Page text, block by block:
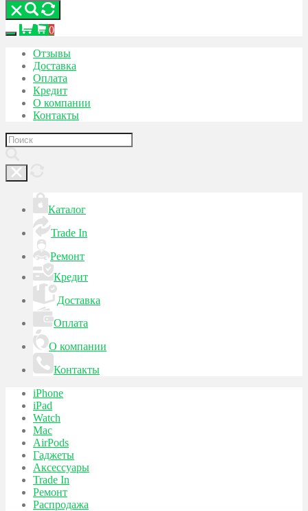
0
Отзывы
Доставка
Оплата
Кредит
О компании
Контакты
Каталог
Trade In
Ремонт
Кредит
Доставка
Оплата
О компании
Контакты
iPhone
iPad
Watch
Mac
AirPods
Гаджеты
Аксессуары
Trade In
Ремонт
Распродажа